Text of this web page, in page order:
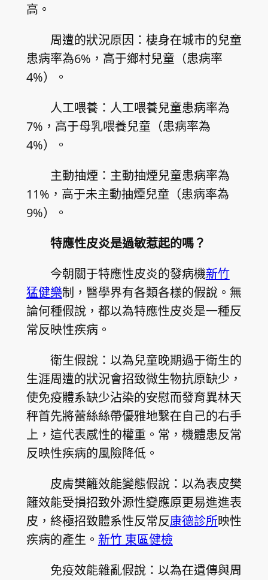
高。
周遭的狀況原因：棲身在城市的兒童
患病率為6%，高于鄉村兒童（患病率
4%）。
人工喂養：人工喂養兒童患病率為
7%，高于母乳喂養兒童（患病率為
4%）。
主動抽煙：主動抽煙兒童患病率為
11%，高于未主動抽煙兒童（患病率為
9%）。
特應性皮炎是過敏惹起的嗎？
今朝關于特應性皮炎的發病機新竹
猛健樂制，醫學界有各類各樣的假說。無
論何種假說，都以為特應性皮炎是一種反
常反映性疾病。
衛生假說：以為兒童晚期過于衛生的
生涯周遭的狀況會招致微生物抗原缺少，
使免疫體系缺少沾染的安慰而發育異林天
秤首先將蕾絲絲帶優雅地繫在自己的右手
上，這代表感性的權重。常，機體患反常
反映性疾病的風險降低。
皮膚樊籬效能變態假說：以為表皮樊
籬效能受損招致外源性變應原更易進進表
皮，終極招致體系性反常反康德診所映性
疾病的產生。 新竹 東區健檢
免疫效能雜亂假說：以為在遺傳與周